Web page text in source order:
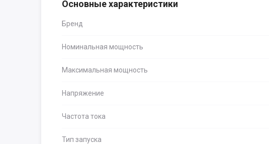
Основные характеристики
Бренд
Номинальная мощность
Максимальная мощность
Напряжение
Частота тока
Тип запуска